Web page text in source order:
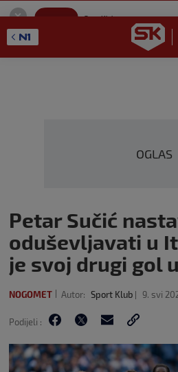
SportKlub
GET - On the Google Play
OGLAS
Petar Sučić
oduševljavati u
je svoj drugi gol
NOGOMET Autor: Sport Klub 9. svi
Podijeli :